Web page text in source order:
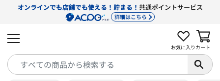
オンラインでも店舗でも使える！貯まる！ 共通ポイントサービス
詳細はこちら
お気に入り カート